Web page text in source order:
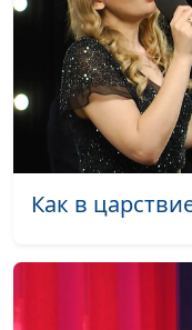
Падение Иерихона:
чудесное
и чудесное
силой берётся» —
Как в